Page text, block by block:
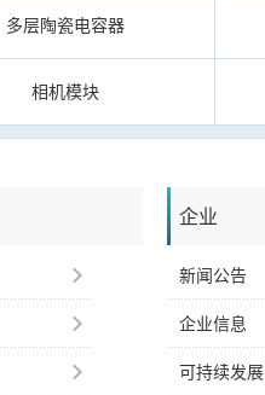
多层陶瓷电容器
相机模块
企业
新闻公告
企业信息
可持续发展